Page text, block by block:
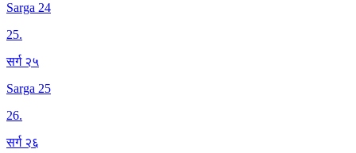
Sarga 24
25.
सर्ग २५
Sarga 25
26.
सर्ग २६